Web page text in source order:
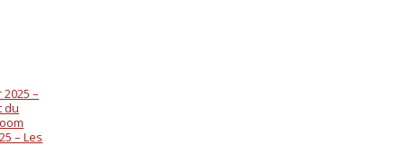
–
du
– Les